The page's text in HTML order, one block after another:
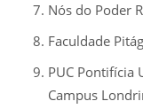
Nós do Poder
Faculdade
PUC Pontifícia
Campus